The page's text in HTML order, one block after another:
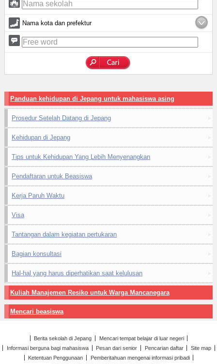
Nama kota dan prefektur
Panduan kehidupan di Jepang untuk mahasiswa asing
Prosedur Setelah Datang di Jepang
Kehidupan di Jepang
Tips untuk Kehidupan Yang Lebih Menyenangkan
Pendaftaran untuk Beasiswa
Kerja Paruh Waktu
Visa
Tantangan dalam kegiatan pertukaran
Bagian konsultasi
Hal-hal yang harus diperhatikan saat kelulusan
Kuliah Manajemen Resiko untuk Warga Mancanegara
Mencari beasiswa
Berita sekolah di Jepang
Mencari tempat belajar di luar negeri
Informasi berguna bagi mahasiswa
Pesan dari senior Pencarian daftar
Site map
Ketentuan Penggunaan
Pemberitahuan mengenai informasi pribadi